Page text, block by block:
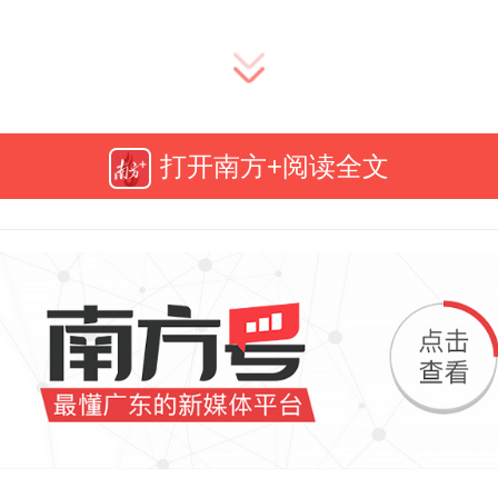
递了对莘莘学子的真挚情感，发
了“奢华风”，材质和创意越来越精
意却逐渐单调同质化，更出现抄
低级文字错误等乱象。从这个层
等有关部门及时纠治这股不良风
打开南方+阅读全文